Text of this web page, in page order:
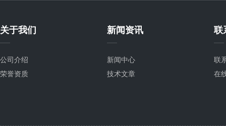
关于我们
公司介绍
荣誉资质
新闻资讯
新闻中心
技术文章
联
联
在